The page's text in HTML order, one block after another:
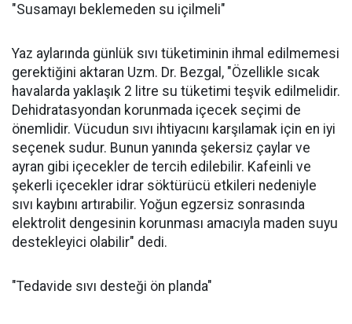
"Susamayı beklemeden su içilmeli"
Yaz aylarında günlük sıvı tüketiminin ihmal edilmemesi
gerektiğini aktaran Uzm. Dr. Bezgal, "Özellikle sıcak
havalarda yaklaşık 2 litre su tüketimi teşvik edilmelidir.
Dehidratasyondan korunmada içecek seçimi de
önemlidir. Vücudun sıvı ihtiyacını karşılamak için en iyi
seçenek sudur. Bunun yanında şekersiz çaylar ve
ayran gibi içecekler de tercih edilebilir. Kafeinli ve
şekerli içecekler idrar söktürücü etkileri nedeniyle
sıvı kaybını artırabilir. Yoğun egzersiz sonrasında
elektrolit dengesinin korunması amacıyla maden suyu
destekleyici olabilir" dedi.
"Tedavide sıvı desteği ön planda"